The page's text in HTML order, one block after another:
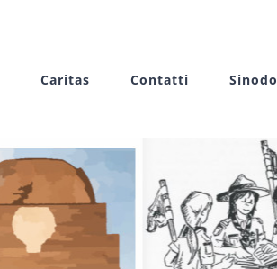
Caritas Contatti Sinodo